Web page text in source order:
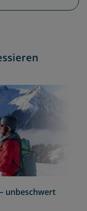
unbeschwert